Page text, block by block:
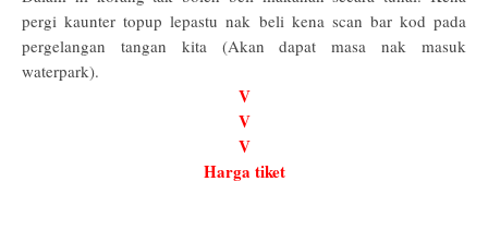
pergi kaunter topup lepastu nak beli kena scan bar kod pada
pergelangan tangan kita (Akan dapat masa nak masuk
waterpark).
V
V
V
Harga tiket